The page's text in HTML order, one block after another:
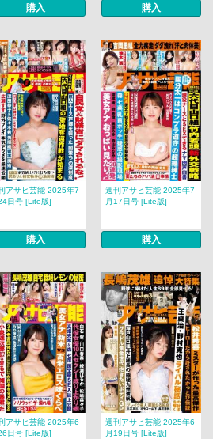
購入 購入
アサヒ芸能 2025年7
日号 [Lite版]
購入
週刊アサヒ芸能 2025年7
月17日号 [Lite版]
購入
アサヒ芸能 2025年6
日号 [Lite版]
週刊アサヒ芸能 2025年6
月19日号 [Lite版]